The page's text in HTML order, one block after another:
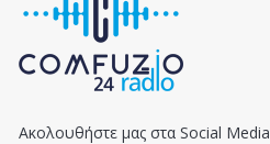
Ακολουθήστε μας στα Social Media